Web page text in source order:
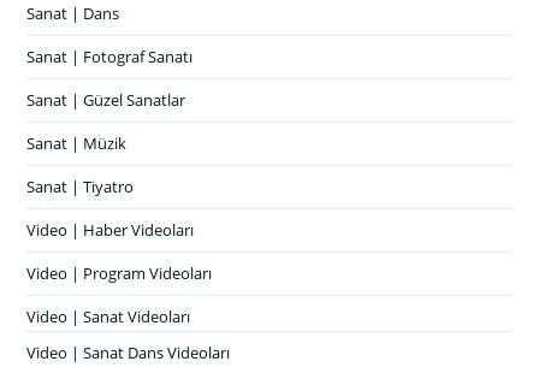
Sanat | Dans
Sanat | Fotograf Sanatı
Sanat | Güzel Sanatlar
Sanat | Müzik
Sanat | Tiyatro
Video | Haber Videoları
Video | Program Videoları
Video | Sanat Videoları
Video | Sanat Dans Videoları